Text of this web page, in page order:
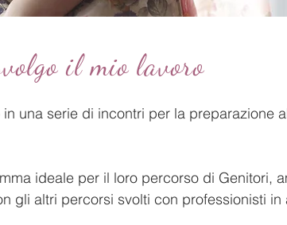
il mio lavoro
una serie di incontri per la preparazione
ideale per il loro percorso di Genitori,
gli altri percorsi svolti con professionisti in